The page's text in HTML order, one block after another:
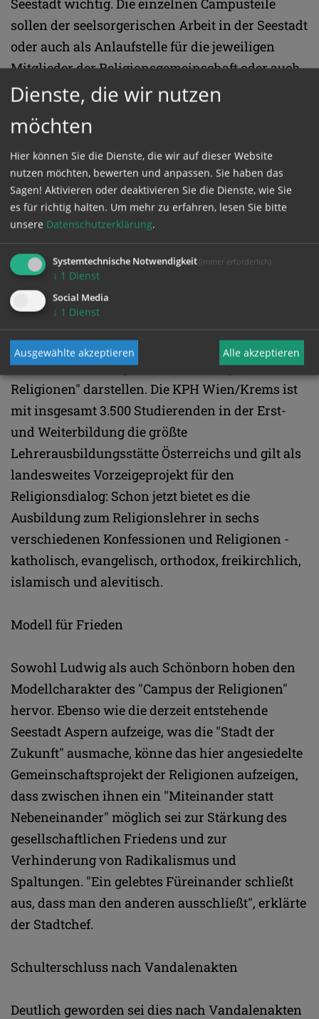
sollen der seelsorgerischen Arbeit in der Seestadt
oder auch als Anlaufstelle für die jeweiligen
Mitglieder der Religionsgemeinschaft oder auch
für interessierte Gäste dienen. Die Kosten für die
einzelnen Gebäude seien von den
Religionsgemeinschaften zu tragen, wobei
Ludwig sich dazu bereit erklärte, zur
Unterstützung der kleineren Gemeinschaften
eine Sammelaktion zu initiieren.
könnten die Räumlichkeiten der Kirchlichen
Pädagogischen Hochschule (KPH) Wien/Krems
dienen, dessen Übersiedlung vom bisherigen
geplant ist, wie es hieß. Der künftige Bau könne
dann einen wichtigen Teil des "Campus der
Religionen" darstellen. Die KPH Wien/Krems ist
mit insgesamt 3.500 Studierenden in der Erst-
und Weiterbildung die größte
Lehrerausbildungsstätte Österreichs und gilt als
landesweites Vorzeigeprojekt für den
Religionsdialog: Schon jetzt bietet es die
Ausbildung zum Religionslehrer in sechs
verschiedenen Konfessionen und Religionen -
katholisch, evangelisch, orthodox, freikirchlich,
islamisch und alevitisch.
Modell für Frieden
Sowohl Ludwig als auch Schönborn hoben den
Modellcharakter des "Campus der Religionen"
hervor. Ebenso wie die derzeit entstehende
Seestadt Aspern aufzeige, was die "Stadt der
Zukunft" ausmache, könne das hier angesiedelte
Gemeinschaftsprojekt der Religionen aufzeigen,
dass zwischen ihnen ein "Miteinander statt
Nebeneinander" möglich sei zur Stärkung des
gesellschaftlichen Friedens und zur
Verhinderung von Radikalismus und
Spaltungen. "Ein gelebtes Füreinander schließt
aus, dass man den anderen ausschließt", erklärte
der Stadtchef.
Schulterschluss nach Vandalenakten
Deutlich geworden sei dies nach Vandalenakten
Dienste, die wir nutzen
möchten
Hier können Sie die Dienste, die wir auf dieser Website
nutzen möchten, bewerten und anpassen. Sie haben das
Sagen! Aktivieren oder deaktivieren Sie die Dienste, wie Sie
es für richtig halten. Um mehr zu erfahren, lesen Sie bitte
unsere Datenschutzerklärung.
Systemtechnische Notwendigkeit (immer erforderlich)
↓ 1 Dienst
Social Media
↓ 1 Dienst
Ausgewählte akzeptieren Alle akzeptieren